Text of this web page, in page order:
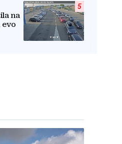
5
na
evo